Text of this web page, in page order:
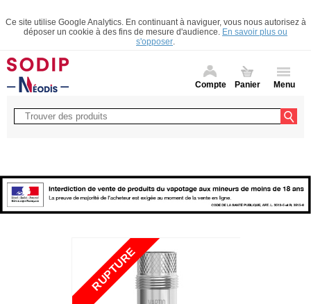
Ce site utilise Google Analytics. En continuant à naviguer, vous nous autorisez à
déposer un cookie à des fins de mesure d'audience. En savoir plus ou
s'opposer.
Compte Panier Menu
RUPTURE